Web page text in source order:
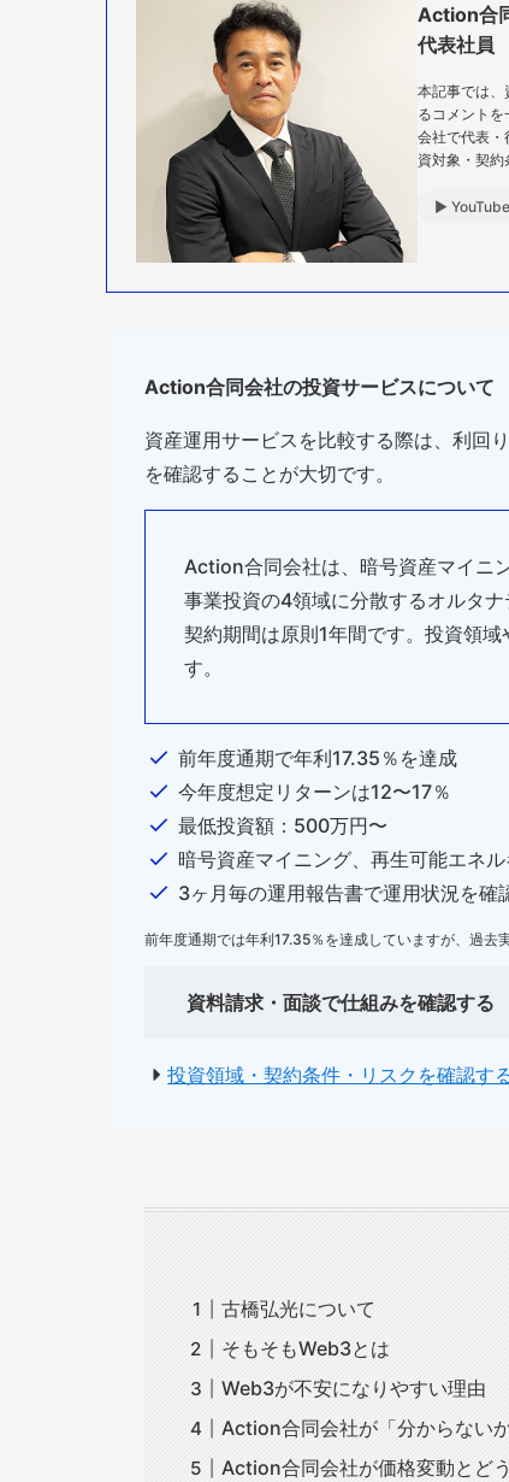
Action合
代表社員
本記事では
るコメント
会社で代表
資対象・契約
▶ YouTube
Action合同会社の投資サービスについて
資産運用サービスを比較する際は、利回
を確認することが大切です。
Action合同会社は、暗号資産マイニ
事業投資の4領域に分散するオルタ
契約期間は原則1年間です。投資領
す。
前年度通期で年利17.35％を達成
今年度想定リターンは12〜17％
最低投資額：500万円〜
暗号資産マイニング、再生可能エネ
3ヶ月毎の運用報告書で運用状況を確
前年度通期では年利17.35％を達成していますが、過去
資料請求・面談で仕組みを確認する
投資領域・契約条件・リスクを確認す
古橋弘光について
そもそもWeb3とは
Web3が不安になりやすい理由
Action合同会社が「分からない
Action合同会社が価格変動とど